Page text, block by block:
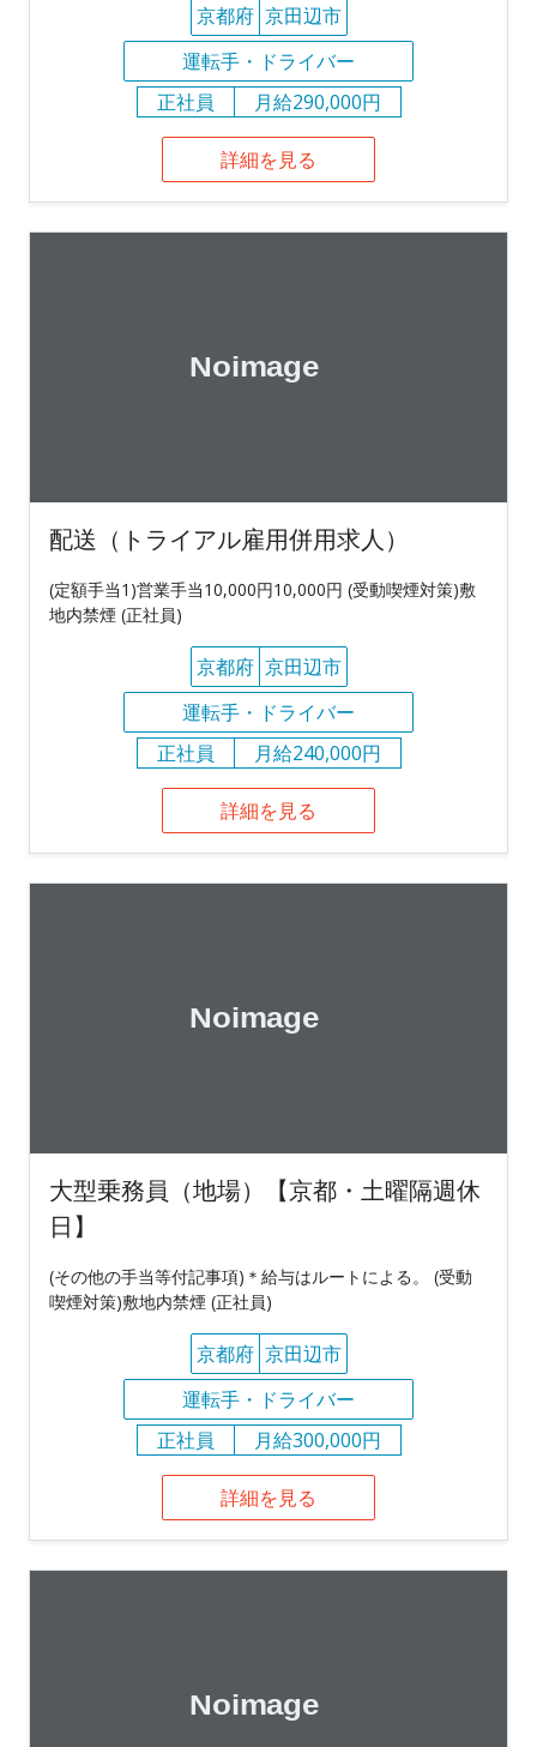
京都府 京田辺市
運転手・ドライバー
正社員
月給290,000円
詳細を見る
配送（トライアル雇用併用求人）
(定額手当1)営業手当10,000円10,000円 (受動喫煙対策)敷
地内禁煙 (正社員)
京都府 京田辺市
運転手・ドライバー
正社員
月給240,000円
詳細を見る
大型乗務員（地場）【京都・土曜隔週休
日】
(その他の手当等付記事項)＊給与はルートによる。 (受動
喫煙対策)敷地内禁煙 (正社員)
京都府 京田辺市
運転手・ドライバー
正社員
月給300,000円
詳細を見る